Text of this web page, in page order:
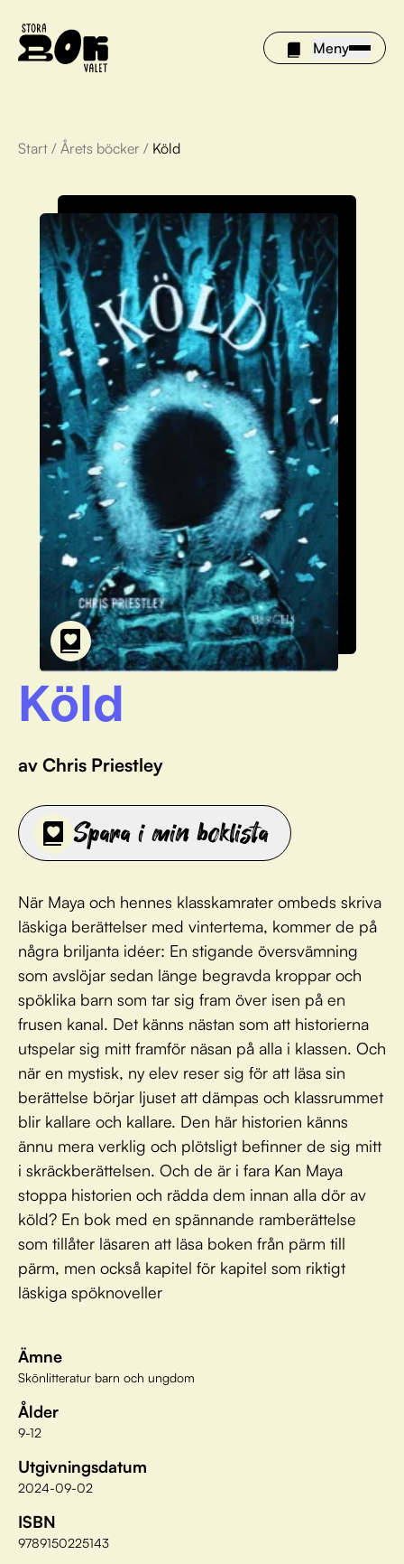
Meny
Årets böcker
Om Stora bokvalet
Olivia tipsar
Vinnare
FAQ
För bibliotek
Start / Årets böcker / Köld
Köld
av Chris Priestley
Spara i min boklista
När Maya och hennes klasskamrater ombeds skriva
läskiga berättelser med vintertema, kommer de på
några briljanta idéer: En stigande översvämning
som avslöjar sedan länge begravda kroppar och
spöklika barn som tar sig fram över isen på en
frusen kanal. Det känns nästan som att historierna
utspelar sig mitt framför näsan på alla i klassen. Och
när en mystisk, ny elev reser sig för att läsa sin
berättelse börjar ljuset att dämpas och klassrummet
blir kallare och kallare. Den här historien känns
ännu mera verklig och plötsligt befinner de sig mitt
i skräckberättelsen. Och de är i fara Kan Maya
stoppa historien och rädda dem innan alla dör av
köld? En bok med en spännande ramberättelse
som tillåter läsaren att läsa boken från pärm till
pärm, men också kapitel för kapitel som riktigt
läskiga spöknoveller
Ämne
Skönlitteratur barn och ungdom
Ålder
9-12
Utgivningsdatum
2024-09-02
ISBN
9789150225143